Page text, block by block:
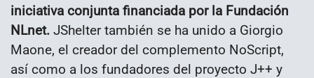
iniciativa conjunta financiada por la Fundación
NLnet. JShelter también se ha unido a Giorgio
Maone, el creador del complemento NoScript,
así como a los fundadores del proyecto J++ y